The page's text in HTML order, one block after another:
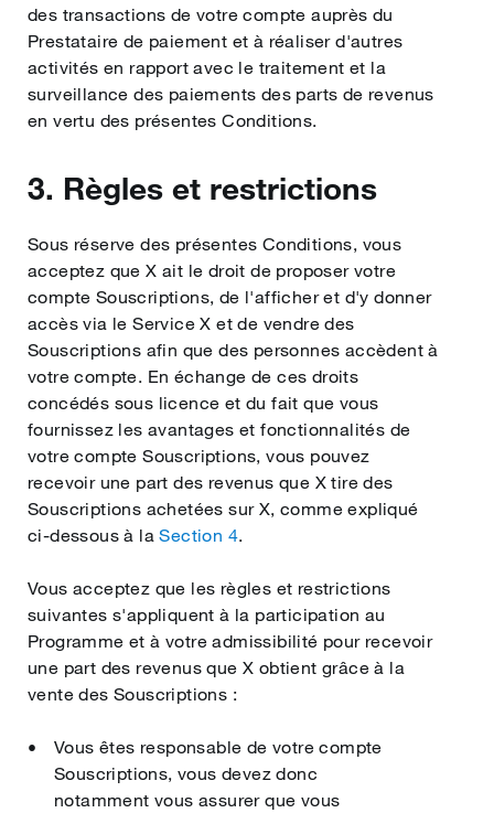
des transactions de votre compte auprès du
Prestataire de paiement et à réaliser d'autres
activités en rapport avec le traitement et la
surveillance des paiements des parts de revenus
en vertu des présentes Conditions.
3. Règles et restrictions
Sous réserve des présentes Conditions, vous
acceptez que X ait le droit de proposer votre
compte Souscriptions, de l'afficher et d'y donner
accès via le Service X et de vendre des
Souscriptions afin que des personnes accèdent à
votre compte. En échange de ces droits
concédés sous licence et du fait que vous
fournissez les avantages et fonctionnalités de
votre compte Souscriptions, vous pouvez
recevoir une part des revenus que X tire des
Souscriptions achetées sur X, comme expliqué
ci-dessous à laSection 4.
Vous acceptez que les règles et restrictions
suivantes s'appliquent à la participation au
Programme et à votre admissibilité pour recevoir
une part des revenus que X obtient grâce à la
vente des Souscriptions :
Vous êtes responsable de votre compte
Souscriptions, vous devez donc
notamment vous assurer que vous